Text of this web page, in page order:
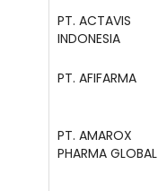
PT. ACTAVIS
INDONESIA
PT. AFIFARMA
PT. AMAROX
PHARMA GLOBAL